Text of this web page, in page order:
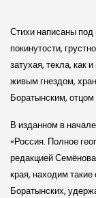
Стихи написаны под
покинутости,
затухая, текла, как
живым гнездом,
Боратынским, отцом
В изданном в
«Россия. Полное
редакцией
края, находим
Боратынских,